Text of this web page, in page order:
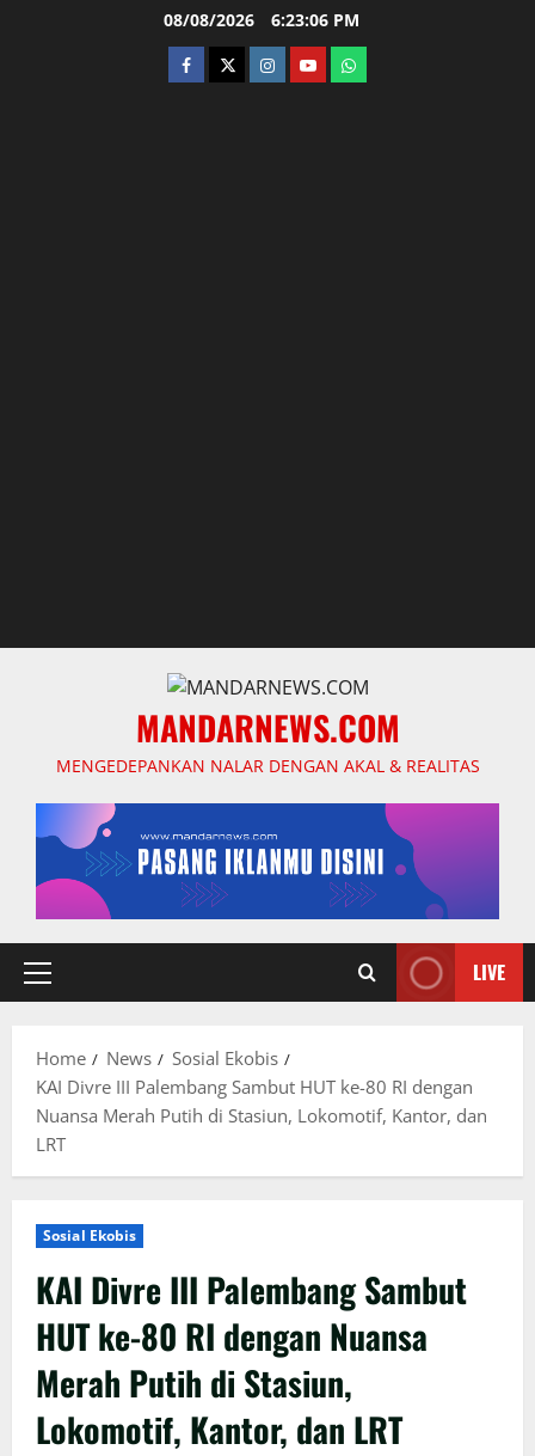
08/08/2026 6:23:07 PM
facebooktwitterinstagram.com
youtubewhatsapp
MANDARNEWS.COM
MENGEDEPANKAN NALAR DENGAN AKAL & REALITAS
Primary
LIVE
Home News
Sosial Ekobis
KAI Divre III Palembang Sambut HUT ke-80 RI dengan
Nuansa Merah Putih di Stasiun, Lokomotif, Kantor, dan
LRT
Sosial Ekobis
KAI Divre III Palembang Sambut
HUT ke-80 RI dengan Nuansa
Merah Putih di Stasiun,
Lokomotif, Kantor, dan LRT